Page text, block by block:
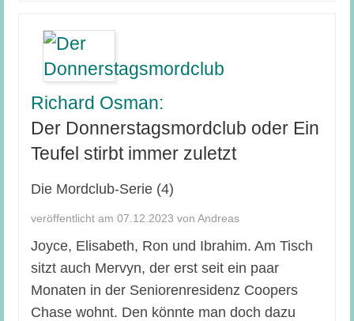
Richard Osman:
Der Donnerstagsmordclub oder Ein
Teufel stirbt immer zuletzt
Die Mordclub-Serie (4)
veröffentlicht am 07.12.2023 von Andreas
Joyce, Elisabeth, Ron und Ibrahim. Am Tisch
sitzt auch Mervyn, der erst seit ein paar
Monaten in der Seniorenresidenz Coopers
Chase wohnt. Den könnte man doch dazu